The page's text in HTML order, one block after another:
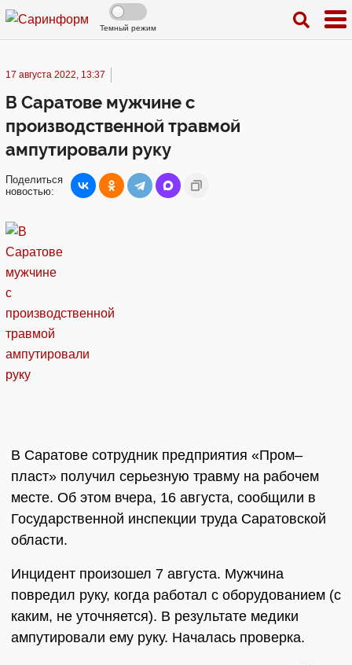
Темный режим
17 августа 2022, 13:37
В Саратове мужчине с
производственной травмой
ампутировали руку
Поделиться
новостью:
В Саратове сотрудник предприятия «Пром–
пласт» получил серьезную травму на рабочем
месте. Об этом вчера, 16 августа, сообщили в
Государственной инспекции труда Саратовской
области.
Инцидент произошел 7 августа. Мужчина
повредил руку, когда работал с оборудованием (с
каким, не уточняется). В результате медики
ампутировали ему руку. Началась проверка.